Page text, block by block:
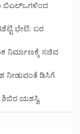
ಬಿಎಲ್‍ಒಗಳಿಂದ
ಭೇಟಿ: ಬರ
ನಿರ್ಮಾಣಕ್ಕೆ ಸಚಿವ
ನೀಡುವಂತೆ ಡಿಸಿಗೆ
ಶಿಬಿರ ಯಶಸ್ವಿ